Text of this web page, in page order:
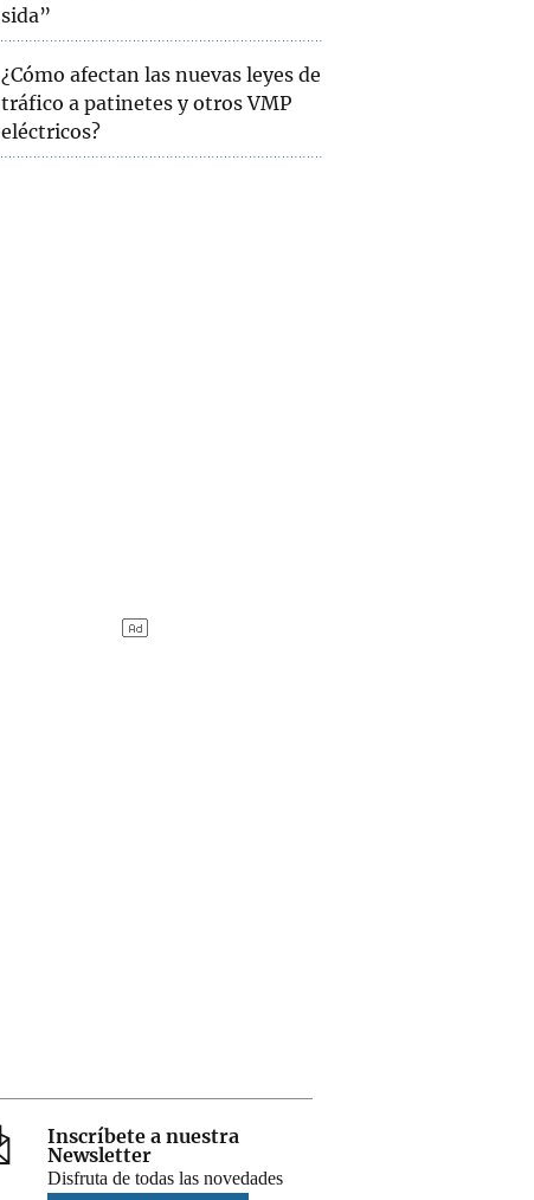
sida”
¿Cómo afectan las nuevas leyes de
tráfico a patinetes y otros VMP
eléctricos?
Inscríbete a nuestra
Newsletter
Disfruta de todas las novedades